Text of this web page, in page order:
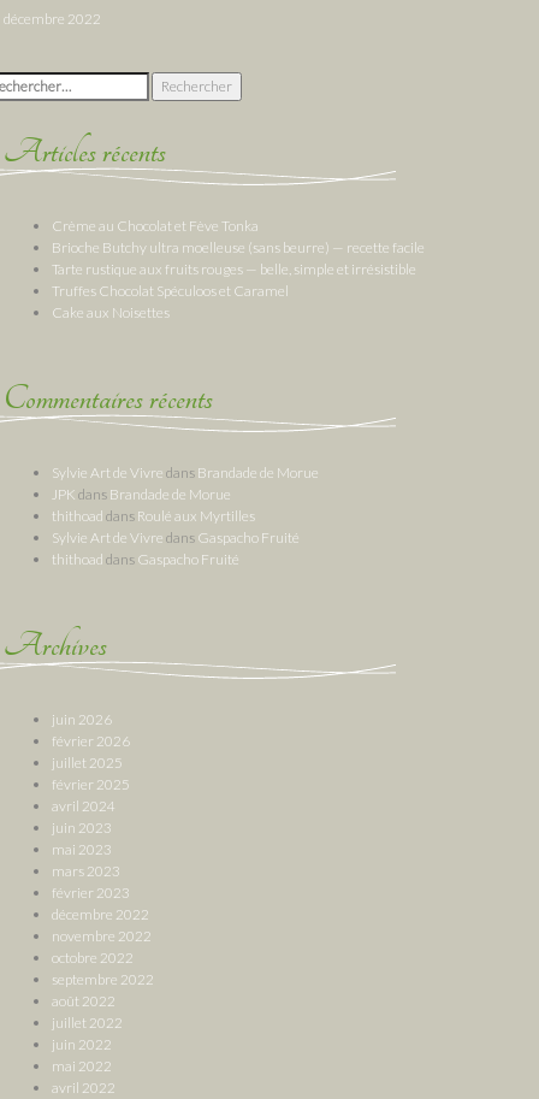
décembre 2022
:
Articles récents
Crème au Chocolat et Fève Tonka
Brioche Butchy ultra moelleuse (sans beurre) — recette facile
Tarte rustique aux fruits rouges — belle, simple et irrésistible
Truffes Chocolat Spéculoos et Caramel
Cake aux Noisettes
Commentaires récents
Sylvie Art de Vivre dans Brandade de Morue
JPK dans Brandade de Morue
thithoad dans Roulé aux Myrtilles
Sylvie Art de Vivre dans Gaspacho Fruité
thithoad dans Gaspacho Fruité
Archives
juin 2026
février 2026
juillet 2025
février 2025
avril 2024
juin 2023
mai 2023
mars 2023
février 2023
décembre 2022
novembre 2022
octobre 2022
septembre 2022
août 2022
juillet 2022
juin 2022
mai 2022
avril 2022